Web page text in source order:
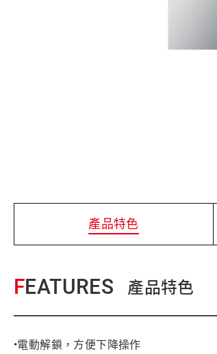
產品特色
FEATURES 產品特色
•電動解鎖，方便下降操作